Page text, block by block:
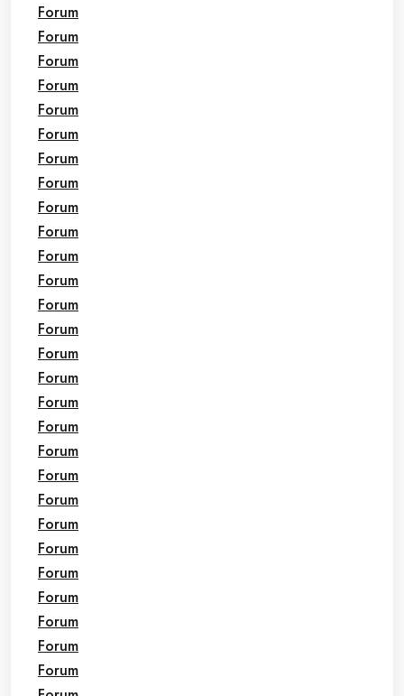
Forum
Forum
Forum
Forum
Forum
Forum
Forum
Forum
Forum
Forum
Forum
Forum
Forum
Forum
Forum
Forum
Forum
Forum
Forum
Forum
Forum
Forum
Forum
Forum
Forum
Forum
Forum
Forum